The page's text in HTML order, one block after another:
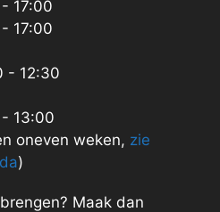
17:00
17:00
- 12:30
13:00
oneven weken, zie
)
Maak dan